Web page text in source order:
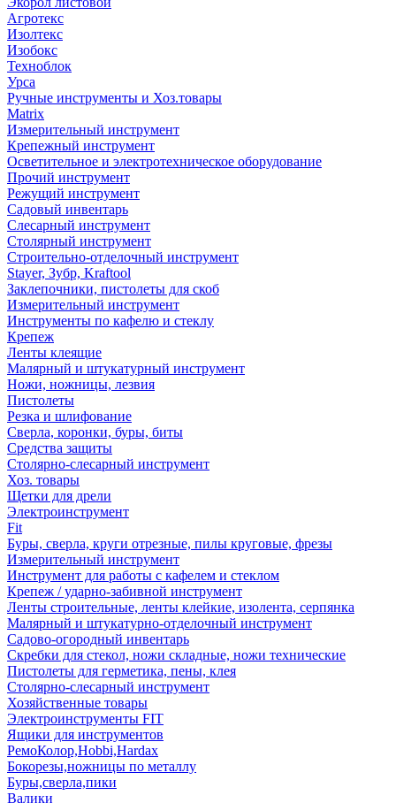
Агротекс
Изолтекс
Изобокс
Техноблок
Урса
Ручные инструменты и Хоз.товары
Matrix
Измерительный инструмент
Крепежный инструмент
Осветительное и электротехническое оборудование
Прочий инструмент
Режущий инструмент
Садовый инвентарь
Слесарный инструмент
Столярный инструмент
Строительно-отделочный инструмент
Stayer, Зубр, Kraftool
Заклепочники, пистолеты для скоб
Измерительный инструмент
Инструменты по кафелю и стеклу
Крепеж
Ленты клеящие
Малярный и штукатурный инструмент
Ножи, ножницы, лезвия
Пистолеты
Резка и шлифование
Сверла, коронки, буры, биты
Средства защиты
Столярно-слесарный инструмент
Хоз. товары
Щетки для дрели
Электроинструмент
Fit
Буры, сверла, круги отрезные, пилы круговые, фрезы
Измерительный инструмент
Инструмент для работы с кафелем и стеклом
Крепеж / ударно-забивной инструмент
Ленты строительные, ленты клейкие, изолента, серпянка
Малярный и штукатурно-отделочный инструмент
Садово-огородный инвентарь
Скребки для стекол, ножи складные, ножи технические
Пистолеты для герметика, пены, клея
Столярно-слесарный инструмент
Хозяйственные товары
Электроинструменты FIT
Ящики для инструментов
РемоКолор,Hobbi,Hardax
Бокорезы,ножницы по металлу
Буры,сверла,пики
Валики